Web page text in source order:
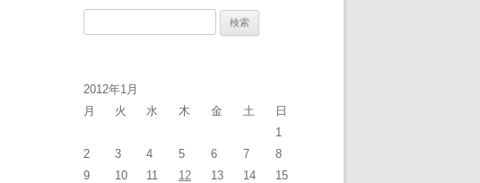
2012年1月
月
火 水 木 金 土
日
1
2
3 4 5 6 7
8
9
10 11 12 13 14
15